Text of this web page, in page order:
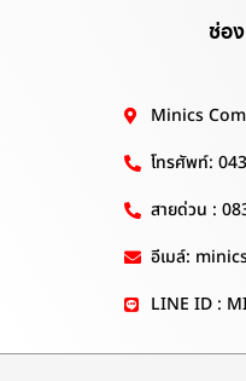
ช่อ
Minics
โทรศัพท์:
สายด่วน :
อีเมล์:
LINE ID :